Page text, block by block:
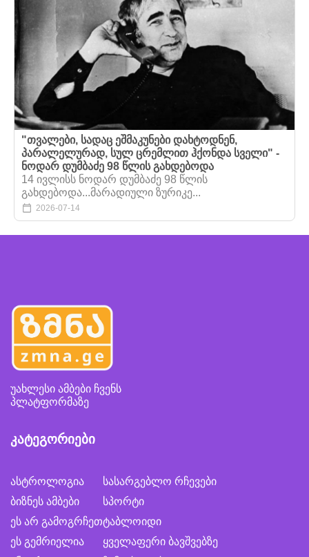
"თვალები, სადაც ეშმაკუნები დახტოდნენ,
პარალელურად, სულ ცრემლით ჰქონდა სველი" -
ნოდარ დუმბაძე 98 წლის გახდებოდა
14 ივლისს ნოდარ დუმბაძე 98 წლის
გახდებოდა...მარადიული ზურიკე...
2026-07-14
უახლესი ამბები ჩვენს
პლატფორმაზე
კატეგორიები
ასტროლოგია
ბიზნეს ამბები
ეს არ გამოგრჩეთ
ეს გემრიელია
სასარგებლო რჩევები
სპორტი
ტაბლოიდი
ყველაფერი ბავშვებზე